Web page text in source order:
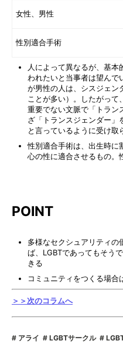
女性、男性
性別適合手術
人によって異なるが、基
われたいと当事者は望んで
が男性の人は、シスジェン
ことが多い）。したがっ
重要でない文脈で「トラン
ざ「トランスジェンダー」
と言っているように受け取
性別適合手術は、出生時に
心の性に適合させるもの。
POINT
多様なセクシュアリティの
ば、LGBTであってもそう
きる
コミュニティをつくる場合
＞＞次のコラムへ
アライ LGBTサークル